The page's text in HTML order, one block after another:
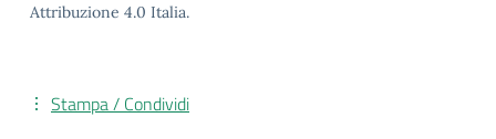
Attribuzione 4.0 Italia.
Stampa / Condividi